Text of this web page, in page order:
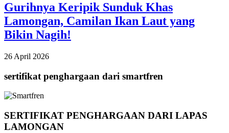
Gurihnya Keripik Sunduk Khas
Lamongan, Camilan Ikan Laut yang
Bikin Nagih!
26 April 2026
sertifikat penghargaan dari smartfren
SERTIFIKAT PENGHARGAAN DARI LAPAS
LAMONGAN